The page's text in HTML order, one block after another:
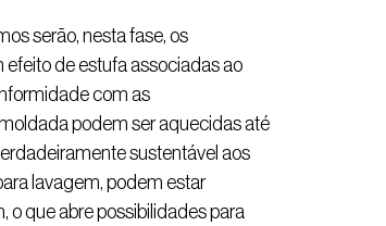
serão, nesta fase, os
de estufa associadas ao
com as
podem ser aquecidas até
sustentável aos
lavagem, podem estar
que abre possibilidades para